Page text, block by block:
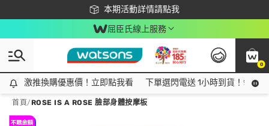
本期活動詳情請點我
下載app最高回饋$350
屈臣氏線上服務
0
激推換購優惠價！立即點我看
激推換購優惠價！立即點我看 下單選閃電送 1小時到貨！領神
首頁/ROSE IS A ROSE 臉部身體按摩板